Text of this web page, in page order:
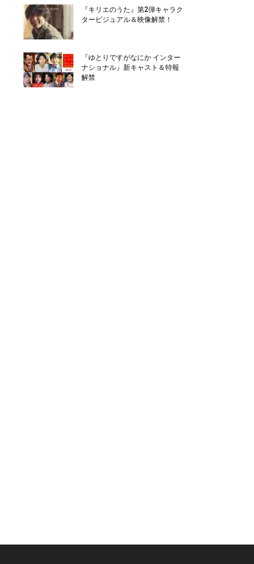
『キリエのうた』第2弾キャラク
タービジュアル＆映像解禁！
『ゆとりですがなにか インター
ナショナル』新キャスト＆特報
解禁